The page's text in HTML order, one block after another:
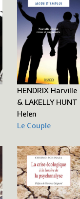
HENDRIX Harville
& LAKELLY HUNT
Helen
Le Couple